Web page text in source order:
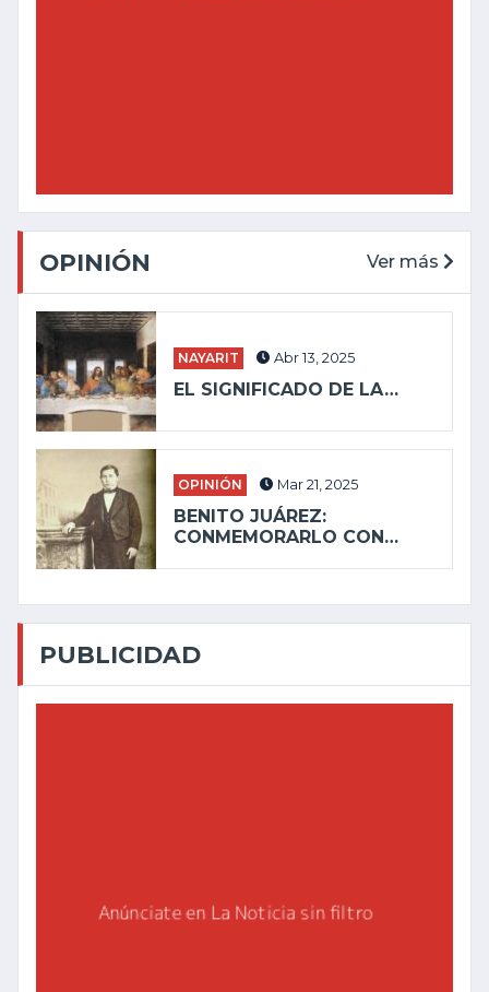
OPINIÓN Ver más
NAYARIT Abr 13, 2025
EL SIGNIFICADO DE LA…
OPINIÓN Mar 21, 2025
BENITO JUÁREZ:
CONMEMORARLO CON…
PUBLICIDAD